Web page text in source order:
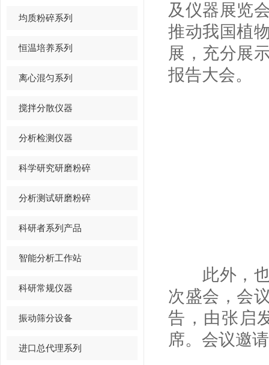
均质粉碎系列
恒温培养系列
离心混匀系列
搅拌分散仪器
分析检测仪器
科学研究研磨粉碎
分析测试研磨粉碎
科研者系列产品
智能分析工作站
科研常规仪器
振动筛分设备
进口总代理系列
及仪器展览
推动我国植
展，充分展
报告大会。
此外，也
次盛会，会
告，由张启
席。会议邀